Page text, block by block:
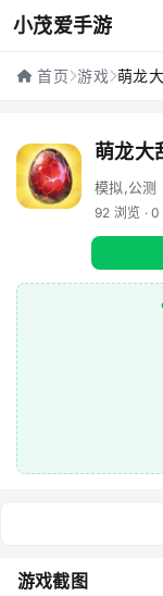
小茂爱手游
萌龙大乱
首页 游戏 萌龙
萌龙大
模拟,公测
92 浏览 ·
游戏截图